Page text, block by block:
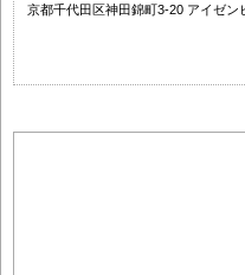
京都千代田区神田錦町3-20 アイゼ